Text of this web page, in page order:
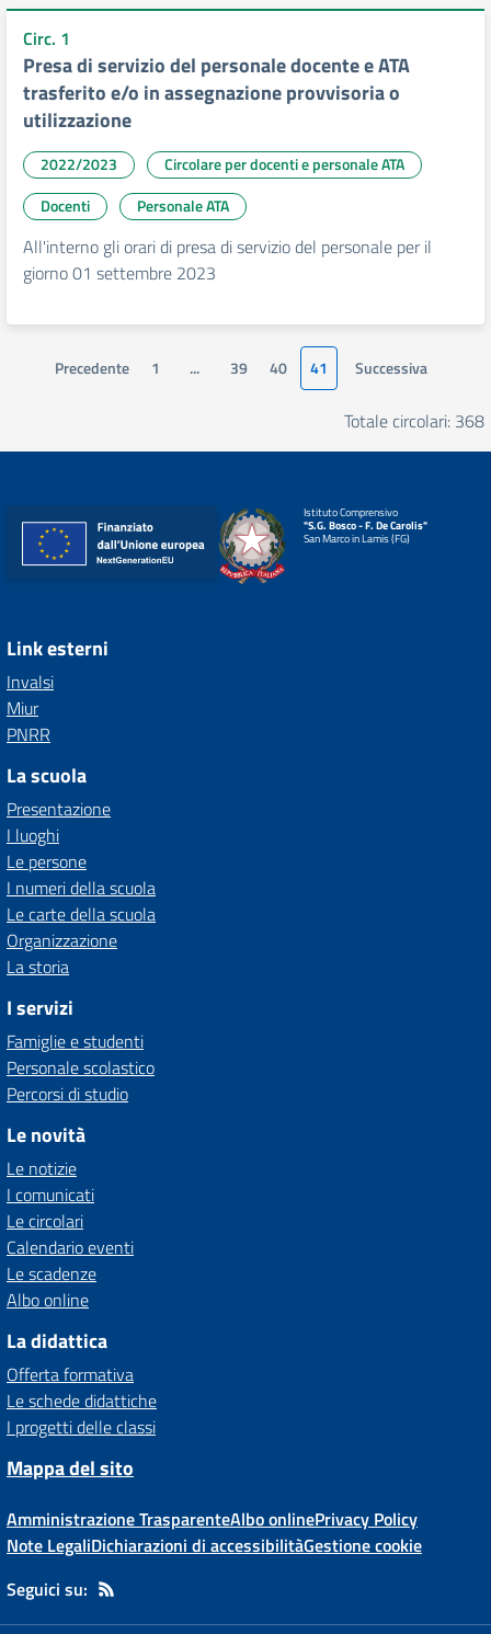
Circ. 1
Presa di servizio del personale docente e ATA
trasferito e/o in assegnazione provvisoria o
utilizzazione
2022/2023
Circolare per docenti e personale ATA
Docenti
Personale ATA
All'interno gli orari di presa di servizio del personale per il
giorno 01 settembre 2023
Precedente 1 ... 39 40 41 Successiva
Totale circolari: 368
Istituto Comprensivo
"S.G. Bosco - F. De Carolis"
San Marco in Lamis (FG)
Link esterni
Invalsi
Miur
PNRR
La scuola
Presentazione
I luoghi
Le persone
I numeri della scuola
Le carte della scuola
Organizzazione
La storia
I servizi
Famiglie e studenti
Personale scolastico
Percorsi di studio
Le novità
Le notizie
I comunicati
Le circolari
Calendario eventi
Le scadenze
Albo online
La didattica
Offerta formativa
Le schede didattiche
I progetti delle classi
Mappa del sito
Amministrazione TrasparenteAlbo onlinePrivacy Policy
Note LegaliDichiarazioni di accessibilitàGestione cookie
Seguici su: